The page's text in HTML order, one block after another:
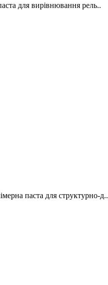
для вирівнювання рель..
паста для структурно-д..